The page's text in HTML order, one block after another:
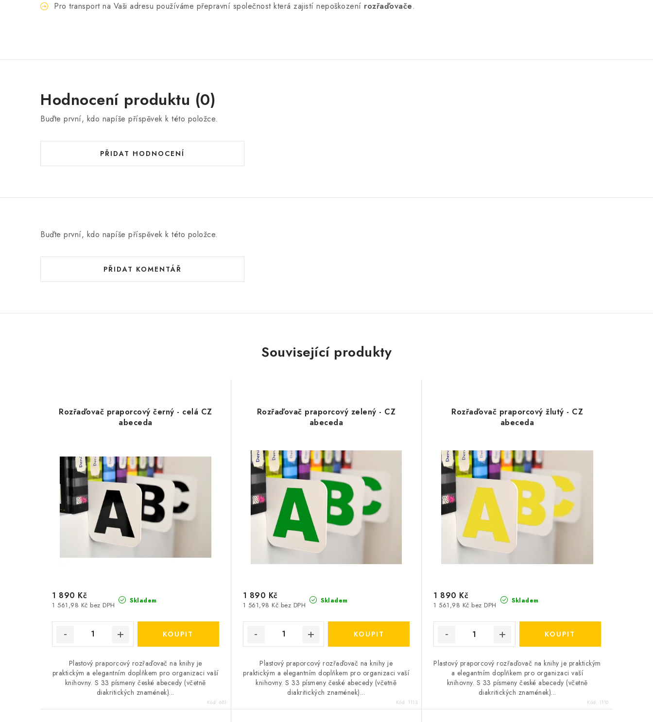
Pro transport na Vaši adresu používáme přepravní společnost která zajistí nepoškození rozřaďovače.
Hodnocení produktu (0)
Buďte první, kdo napíše příspěvek k této položce.
PŘIDAT HODNOCENÍ
Buďte první, kdo napíše příspěvek k této položce.
PŘIDAT KOMENTÁŘ
Související produkty
Rozřaďovač praporcový černý - celá CZ
abeceda
Skladem
1 561,98 Kč bez DPH
1 890 Kč
Plastový praporcový rozřaďovač na knihy je
praktickým a elegantním doplňkem pro organizaci vaší
knihovny. S 33 písmeny české abecedy (včetně
diakritických znamének)...
Kód:681
Rozřaďovač praporcový zelený - CZ
abeceda
Skladem
1 561,98 Kč bez DPH
1 890 Kč
Plastový praporcový rozřaďovač na knihy je
praktickým a elegantním doplňkem pro organizaci vaší
knihovny. S 33 písmeny české abecedy (včetně
diakritických znamének)...
Kód: 1113
Rozřaďovač praporcový žlutý - CZ
abeceda
Skladem
1 561,98 Kč bez DPH
1 890 Kč
Plastový praporcový rozřaďovač na knihy je praktickým
a elegantním doplňkem pro organizaci vaší
knihovny. S 33 písmeny české abecedy (včetně
diakritických znamének)...
Kód: 1110